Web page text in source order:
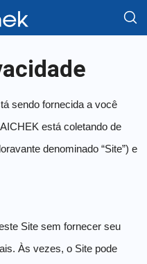
sendo fornecida a você
está coletando de
denominado “Site”) e
Site sem fornecer seu
Às vezes, o Site pode